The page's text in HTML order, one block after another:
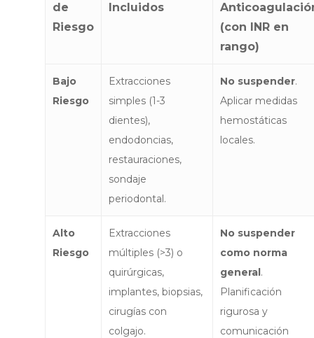
de
Riesgo
Incluidos
(con INR en
rango)
Bajo
Riesgo
Extracciones
simples (1-3
dientes),
endodoncias,
restauraciones,
sondaje
periodontal.
No suspender.
Aplicar medidas
hemostáticas
locales.
Alto
Riesgo
Extracciones
múltiples (>3) o
quirúrgicas,
implantes, biopsias,
cirugías con
colgajo.
No suspender
como norma
general.
Planificación
rigurosa y
comunicación